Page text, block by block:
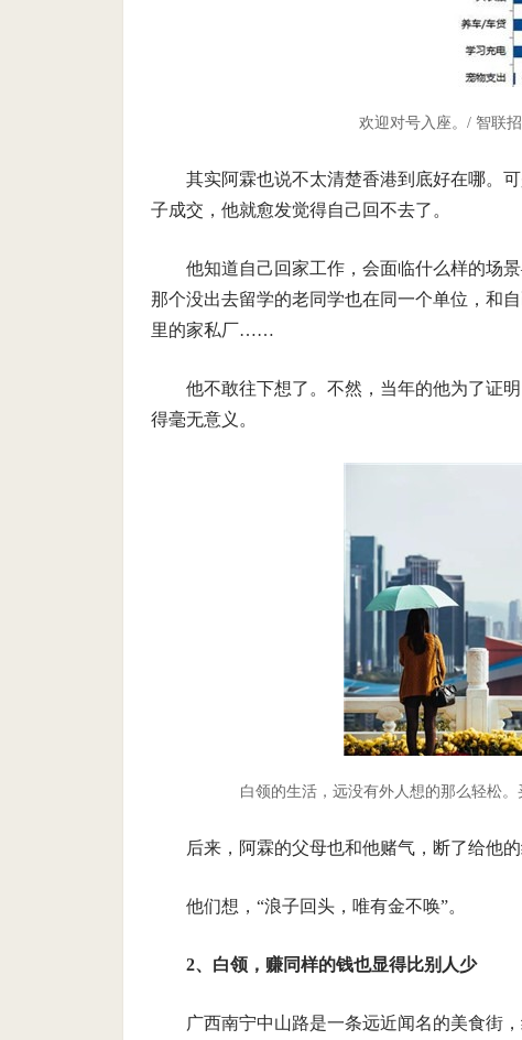
欢迎对号入座。/ 智联
其实阿霖也说不太清楚香港到底好在哪。
子成交，他就愈发觉得自己回不去了。
他知道自己回家工作，会面临什么样的场
那个没出去留学的老同学也在同一个单位，和
里的家私厂……
他不敢往下想了。不然，当年的他为了证
得毫无意义。
白领的生活，远没有外人想的那么轻松
后来，阿霖的父母也和他赌气，断了给他的
他们想，“浪子回头，唯有金不唤”。
2、白领，赚同样的钱也显得比别人少
广西南宁中山路是一条远近闻名的美食街